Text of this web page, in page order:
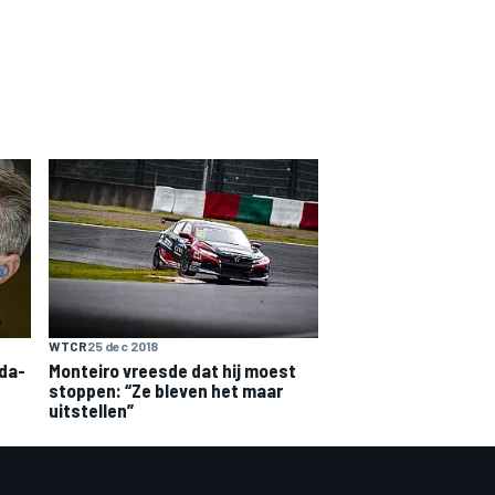
WTCR25 dec 2018
Monteiro vreesde dat hij moest
stoppen: “Ze bleven het maar
uitstellen”